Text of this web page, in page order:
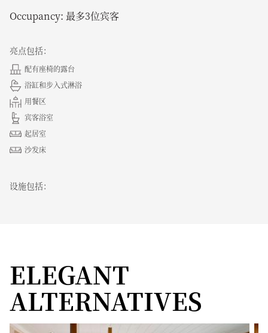
Occupancy: 最多3位宾客
亮点包括：
配有座椅的露台
浴缸和步入式淋浴
用餐区
宾客浴室
起居室
沙发床
设施包括：
ELEGANT
ALTERNATIVES